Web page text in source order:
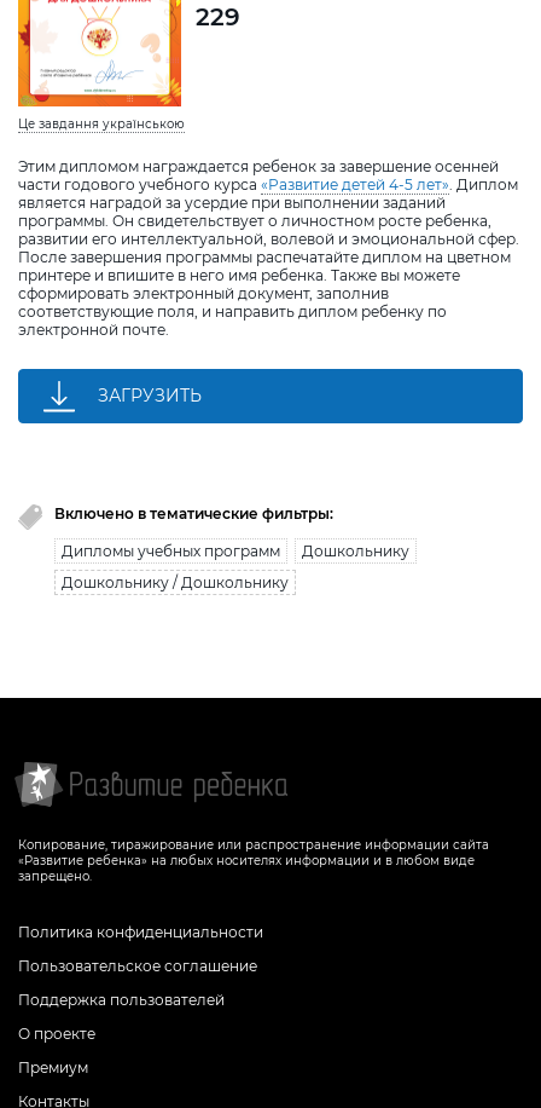
Це завдання українською
Этим дипломом награждается ребенок за завершение осенней
части годового учебного курса «Развитие детей 4-5 лет» . Диплом
является наградой за усердие при выполнении заданий
программы. Он свидетельствует о личностном росте ребенка,
развитии его интеллектуальной, волевой и эмоциональной сфер.
После завершения программы распечатайте диплом на цветном
принтере и впишите в него имя ребенка. Также вы можете
сформировать электронный документ, заполнив
соответствующие поля, и направить диплом ребенку по
электронной почте.
229
ЗАГРУЗИТЬ
Включено в тематические фильтры:
Дипломы учебных программ
Дошкольнику
Дошкольнику / Дошкольнику
Копирование, тиражирование или распространение информации сайта
«Развитие ребенка» на любых носителях информации и в любом виде
запрещено.
Политика конфиденциальности
Пользовательское соглашение
Поддержка пользователей
О проекте
Премиум
Контакты